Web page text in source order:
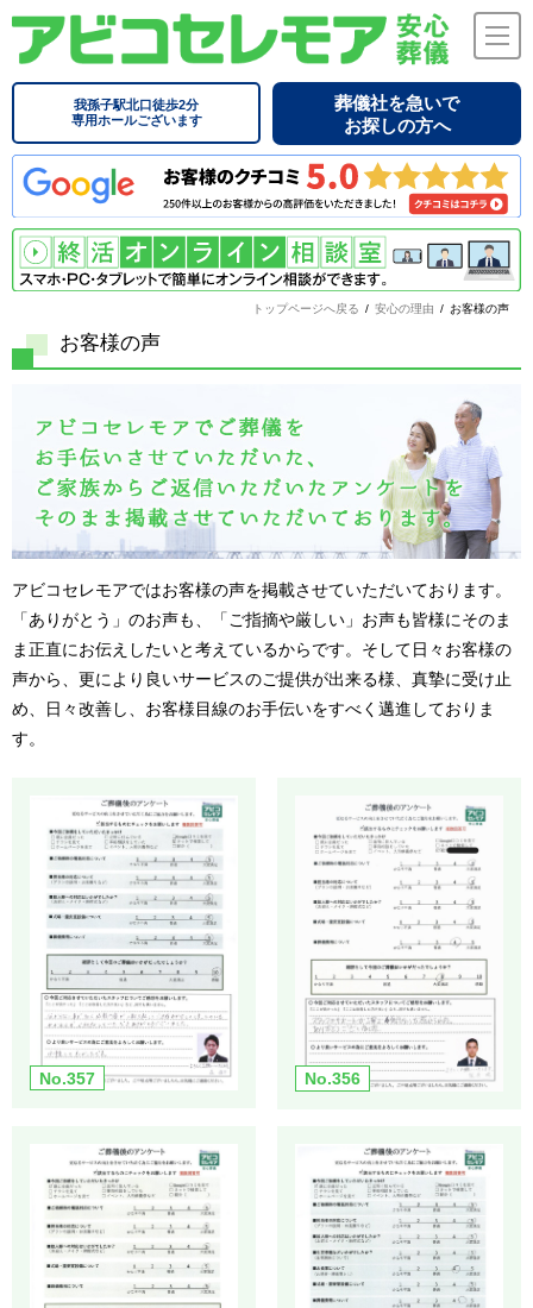
我孫子駅北口徒歩2分
専用ホールございます
葬儀社を急いで
お探しの方へ
トップページへ戻る / 安心の理由 / お客様の声
お客様の声
アビコセレモアではお客様の声を掲載させていただいております。
「ありがとう」のお声も、「ご指摘や厳しい」お声も皆様にそのま
ま正直にお伝えしたいと考えているからです。そして日々お客様の
声から、更により良いサービスのご提供が出来る様、真摯に受け止
め、日々改善し、お客様目線のお手伝いをすべく邁進しておりま
す。
No.357 No.356